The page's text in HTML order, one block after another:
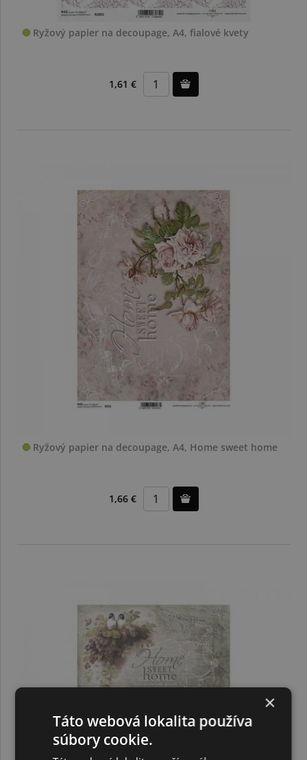
Ryžový papier na decoupage, A4, fialové kvety
1,61 €
Ryžový papier na decoupage, A4, Home sweet home
1,66 €
×
Táto webová lokalita používa
súbory cookie.